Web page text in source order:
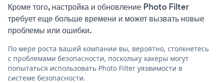
Кроме того, настройка и обновление Photo Filter
требует еще больше времени и может вызвать новые
проблемы или ошибки.
По мере роста вашей компании вы, вероятно, столкнетесь
с проблемами безопасности, поскольку хакеры могут
попытаться использовать Photo Filter уязвимости в
системе безопасности.